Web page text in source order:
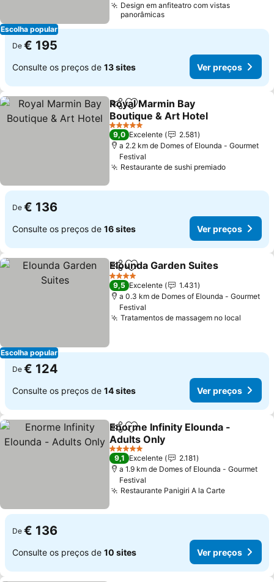
Escolha popular
Design em anfiteatro com vistas
panorâmicas
De € 195
Consulte os preços de 13 sites Ver preços
PartilharAdicionar aos favoritos
Royal Marmin Bay
Boutique & Art Hotel
Ver preços
5 Estrelas
9,0 Excelente
2.581
a 2.2 km de Domes of Elounda - Gourmet
Festival
Restaurante de sushi premiadoVer
De € 136
Consulte os preços de 16 sites Ver preços
Escolha popular
PartilharAdicionar aos favoritos
Elounda Garden Suites
4 Estrelas
9,5 Excelente
1.431
a 0.3 km de Domes of Elounda - Gourmet
Festival
Tratamentos de massagem no local
De € 124
Consulte os preços de 14 sites Ver preços
PartilharAdicionar aos favoritos
Enorme Infinity Elounda -
Adults Only
Ver preços
5 Estrelas
9,1 Excelente
2.181
a 1.9 km de Domes of Elounda - Gourmet
Festival
Restaurante Panigiri A la CarteVer
De € 136
Consulte os preços de 10 sites Ver preços